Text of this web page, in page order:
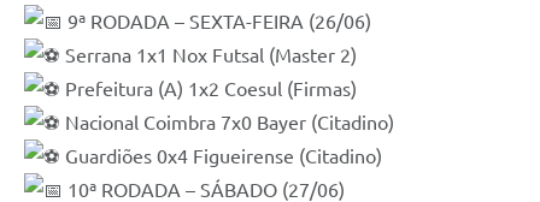
9ª RODADA – SEXTA-FEIRA (26/06)
Serrana 1x1 Nox Futsal (Master 2)
Prefeitura (A) 1x2 Coesul (Firmas)
Nacional Coimbra 7x0 Bayer (Citadino)
Guardiões 0x4 Figueirense (Citadino)
10ª RODADA – SÁBADO (27/06)